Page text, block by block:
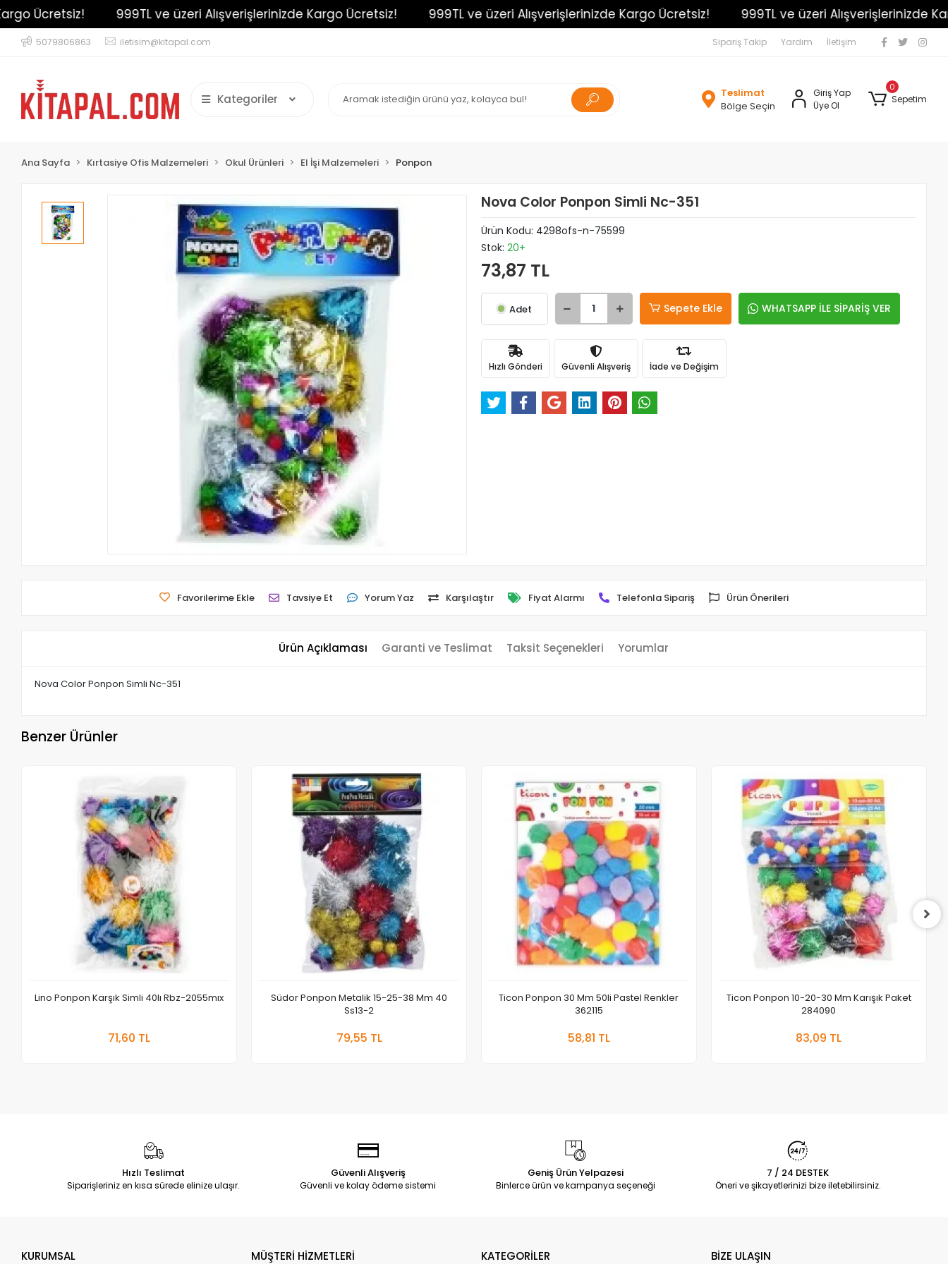
Ücretsiz! 999TL ve üzeri Alışverişlerinizde Kargo Ücretsiz! 999TL ve üzeri Alışverişlerinizde Kargo Ücretsiz! 999TL ve üzeri Alışverişlerinizde
5079806863 iletisim@kitapal.com Sipariş Takip Yardım İletişim
Kategoriler
Teslimat
Bölge Seçin
Giriş Yap
Üye Ol
0
Sepetim
Ana Sayfa Kırtasiye Ofis Malzemeleri Okul Ürünleri El İşi Malzemeleri Ponpon
Nova Color Ponpon Simli Nc-351
Ürün Kodu: 4298ofs-n-75599
Stok: 20+
73,87 TL
Adet Sepete Ekle WHATSAPP İLE SİPARİŞ VER
Hızlı Gönderi Güvenli Alışveriş İade ve Değişim
Favorilerime Ekle Tavsiye Et Yorum Yaz Karşılaştır Fiyat Alarmı Telefonla Sipariş Ürün Önerileri
Ürün Açıklaması Garanti ve Teslimat Taksit Seçenekleri Yorumlar
Nova Color Ponpon Simli Nc-351
Benzer Ürünler
Lino Ponpon Karşık Simli 40lı Rbz-2055mıx
71,60 TL
Südor Ponpon Metalik 15-25-38 Mm 40
Ss13-2
79,55 TL
Ticon Ponpon 30 Mm 50li Pastel Renkler
362115
58,81 TL
Ticon Ponpon 10-20-30 Mm Karışık Paket
284090
83,09 TL
Hızlı Teslimat
Siparişleriniz en kısa sürede elinize ulaşır.
Güvenli Alışveriş
Güvenli ve kolay ödeme sistemi
Geniş Ürün Yelpazesi
Binlerce ürün ve kampanya seçeneği
7 / 24 DESTEK
Öneri ve şikayetlerinizi bize iletebilirsiniz.
KURUMSAL MÜŞTERİ HİZMETLERİ KATEGORİLER BİZE ULAŞIN